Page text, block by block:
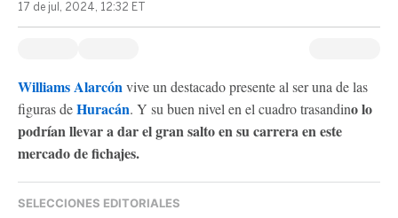
17 de jul, 2024, 12:32 ET
Williams Alarcónvive un destacado presente al ser una de las
figuras deHuracán. Y su buen nivel en el cuadro trasandino lo
podrían llevar a dar el gran salto en su carrera en este
mercado de fichajes.
SELECCIONES EDITORIALES